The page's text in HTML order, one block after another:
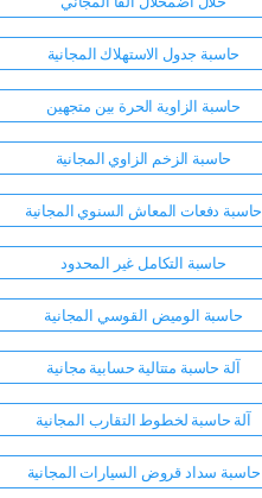
حاسبة جدول الاستهلاك المجانية
حاسبة الزاوية الحرة بين متجهين
حاسبة الزخم الزاوي المجانية
حاسبة دفعات المعاش السنوي المجانية
حاسبة التكامل غير المحدود
حاسبة الوميض القوسي المجانية
آلة حاسبة متتالية حسابية مجانية
آلة حاسبة لخطوط التقارب المجانية
حاسبة سداد قروض السيارات المجانية